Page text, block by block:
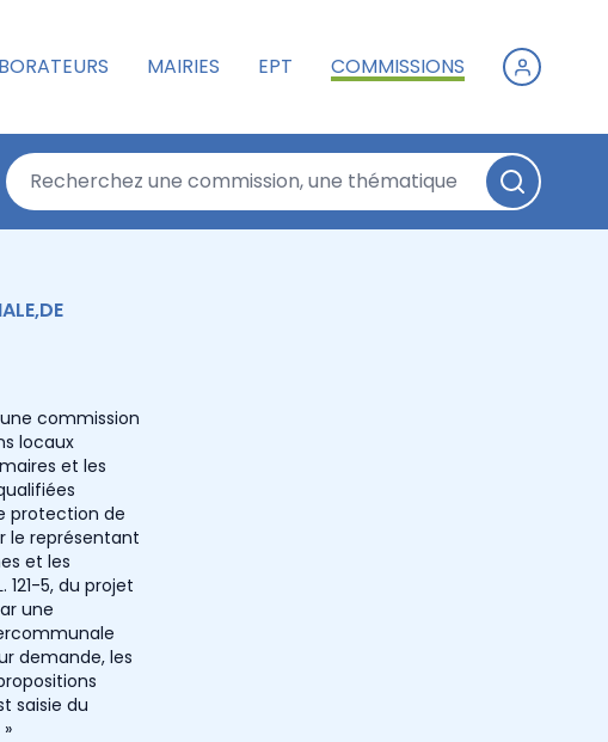
MAIRIES EPT COMMISSIONS
commission
locaux
et les
protection de
le représentant
et les
5, du projet
une
demande, les
saisie du